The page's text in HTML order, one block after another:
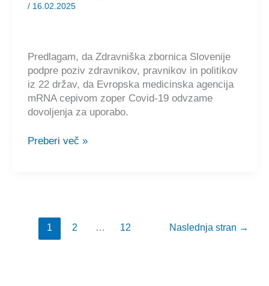
/ 16.02.2025
Predlagam, da Zdravniška zbornica Slovenije
podpre poziv zdravnikov, pravnikov in politikov
iz 22 držav, da Evropska medicinska agencija
mRNA cepivom zoper Covid-19 odvzame
dovoljenja za uporabo.
JAVNI
Preberi več »
1 2 … 12 Naslednja stran →